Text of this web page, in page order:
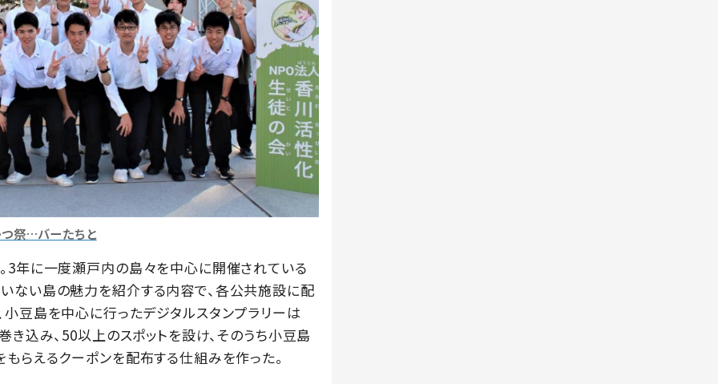
祭…バーたちと
3年に一度瀬戸内の島々を中心に開催されている
ない島の魅力を紹介する内容で、各公共施設に配
豆島を中心に行ったデジタルスタンプラリーは
込み、50以上のスポットを設け、そのうち小豆島
らえるクーポンを配布する仕組みを作った。